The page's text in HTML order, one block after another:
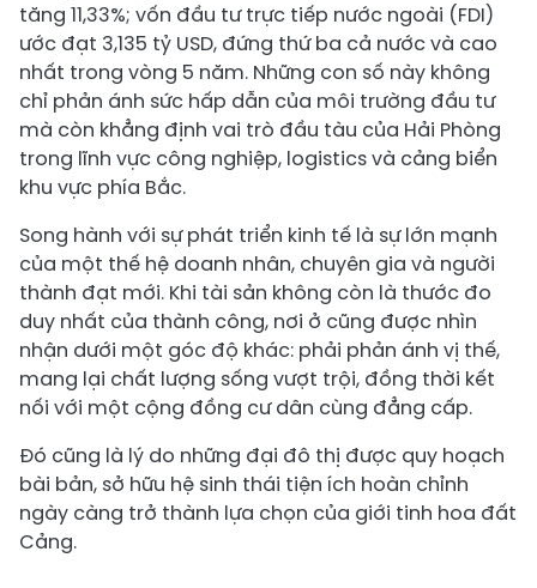
tăng 11,33%; vốn đầu tư trực tiếp nước ngoài (FDI)
ước đạt 3,135 tỷ USD, đứng thứ ba cả nước và cao
nhất trong vòng 5 năm. Những con số này không
chỉ phản ánh sức hấp dẫn của môi trường đầu tư
mà còn khẳng định vai trò đầu tàu của Hải Phòng
trong lĩnh vực công nghiệp, logistics và cảng biển
khu vực phía Bắc.
Song hành với sự phát triển kinh tế là sự lớn mạnh
của một thế hệ doanh nhân, chuyên gia và người
thành đạt mới. Khi tài sản không còn là thước đo
duy nhất của thành công, nơi ở cũng được nhìn
nhận dưới một góc độ khác: phải phản ánh vị thế,
mang lại chất lượng sống vượt trội, đồng thời kết
nối với một cộng đồng cư dân cùng đẳng cấp.
Đó cũng là lý do những đại đô thị được quy hoạch
bài bản, sở hữu hệ sinh thái tiện ích hoàn chỉnh
ngày càng trở thành lựa chọn của giới tinh hoa đất
Cảng.